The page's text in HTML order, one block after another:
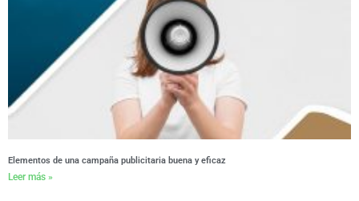
Elementos de una campaña publicitaria buena y eficaz
Leer más »